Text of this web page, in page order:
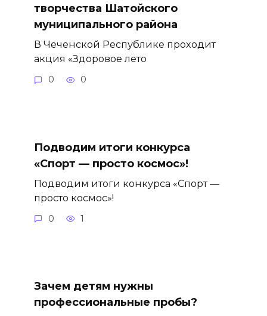
творчества Шатойского
муниципального района
В Чеченской Республике проходит
акция «Здоровое лето
0 0
Подводим итоги конкурса
«Спорт — просто космос»!
Подводим итоги конкурса «Спорт —
просто космос»!
0 1
Зачем детям нужны
профессиональные пробы?